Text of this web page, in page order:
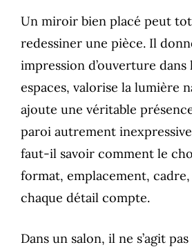
Un miroir bien placé peut
redessiner une pièce. Il
impression d’ouverture dans
espaces, valorise la lumière
ajoute une véritable
paroi autrement
faut-il savoir comment le
format, emplacement,
chaque détail compte.
Dans un salon, il ne s’agit